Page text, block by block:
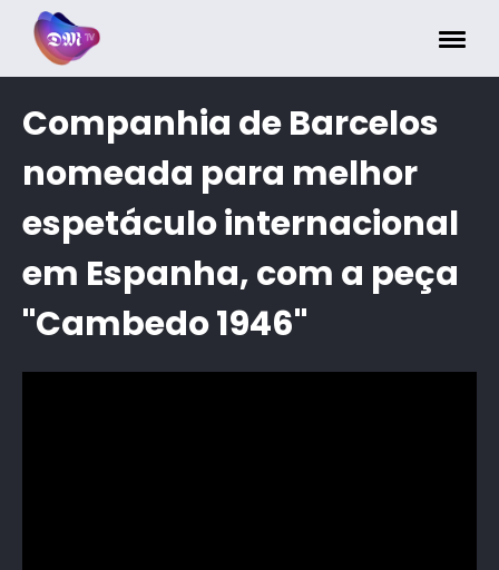
Companhia de Barcelos
nomeada para melhor
espetáculo internacional
em Espanha, com a peça
"Cambedo 1946"
Painel de Gerenciamento de Cookies